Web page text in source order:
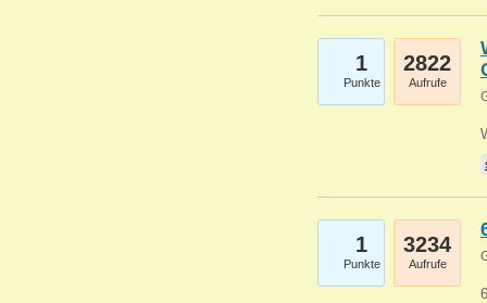
1
Punkte
2822
Aufrufe
1
Punkte
3234
Aufrufe